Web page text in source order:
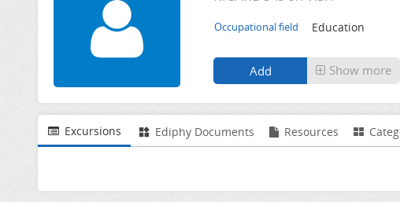
Occupational field Education
Show more
Excursions Ediphy Documents Resources